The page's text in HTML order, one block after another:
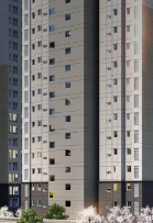
2번지 일원
설산업
건설산업